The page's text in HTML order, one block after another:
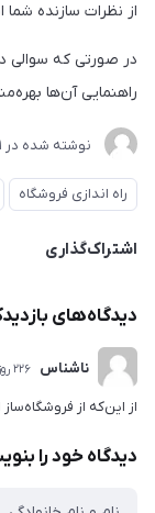
از نظرات سازنده
در صورتی که سوالی
راهنمایی آن‌ها
نوشته شده در
راه اندازی فروشگاه
اشتراک‌گذاری
دیدگاه‌های
ناشناس 226 روز پیش
از این‌که از
دیدگاه خود را